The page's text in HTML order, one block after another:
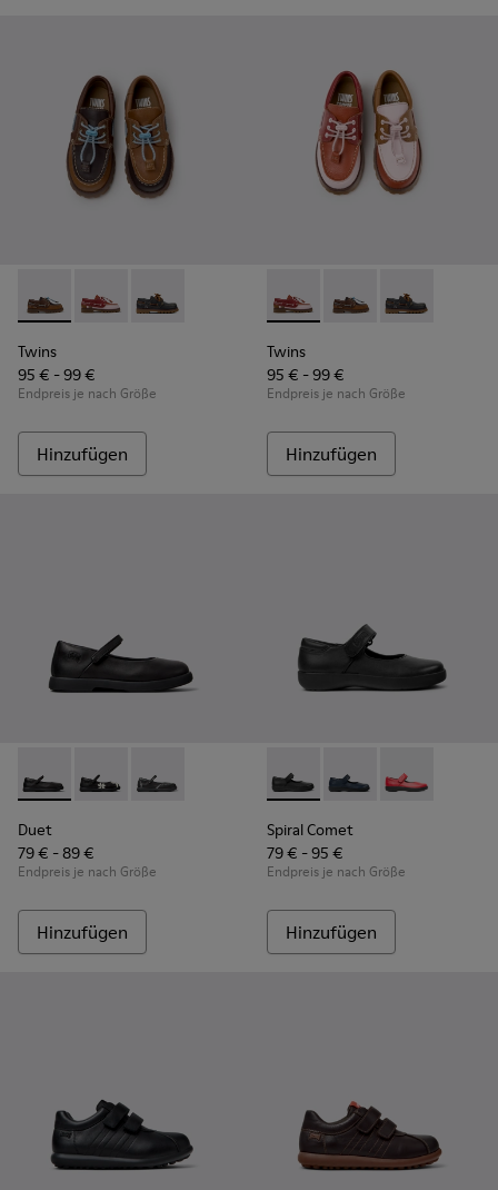
Twins - K800416-007 - Braune Bootsschuhe aus Leder für
Twins - K800416-008 - Mehrfarbige Bootsschuhe
Twins - K800416-001 - Blaue Bootsschuhe
Twins
95 € - 99 €
Endpreis je nach Größe
Hinzufügen
Twins - K800416-008 -
Twins - K800416-
Twins -
Twins
95 € - 99 €
Endpreis je nach Größe
Hinzufügen
Duet - K800549-003 - Schwarze Ballerinas aus Leder für
Duet - K800549-006
Duet - K800549-001
Duet
79 € - 89 €
Endpreis je nach Größe
Hinzufügen
Spiral Comet - 80356-003 -
Spiral Comet -
Spiral Comet
Spiral Comet
79 € - 95 €
Endpreis je nach Größe
Hinzufügen